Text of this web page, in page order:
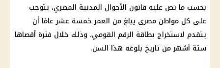
بحسب ما نص عليه قانون الأحوال المدنية المصري، يتوجب
على كل مواطن مصري يبلغ من العمر خمسة عشر عامًا أن
يتقدم لاستخراج بطاقة الرقم القومي، وذلك خلال فترة أقصاها
ستة أشهر من تاريخ بلوغه هذا السن.